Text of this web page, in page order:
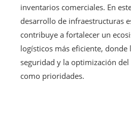
inventarios comerciales. En
desarrollo de infraestructuras
contribuye a fortalecer un
logísticos más eficiente, donde
seguridad y la optimización
como prioridades.